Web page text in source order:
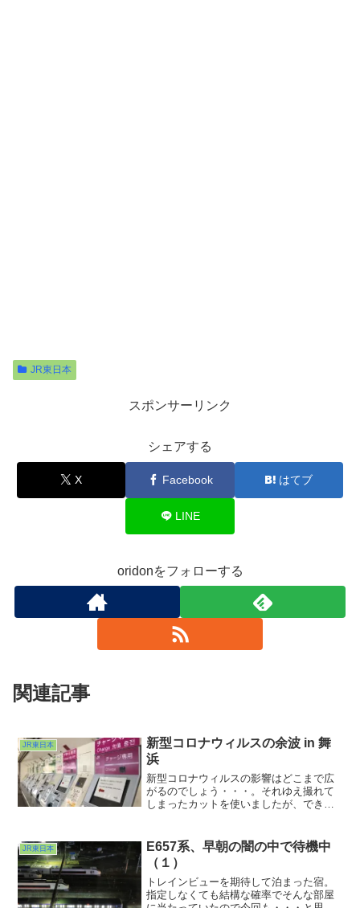
JR東日本
スポンサーリンク
シェアする
X Facebook はてブ
LINE
oridonをフォローする
関連記事
JR東日本
新型コロナウィルスの余波 in 舞
浜
新型コロナウィルスの影響はどこまで広
がるのでしょう・・・。それゆえ撮れて
しまったカットを使いましたが、できれ
しくなるまでは・・・
JR東日本
E657系、早朝の闇の中で待機中
（１）
トレインビューを期待して泊まった宿。
指定しなくても結構な確率でそんな部屋